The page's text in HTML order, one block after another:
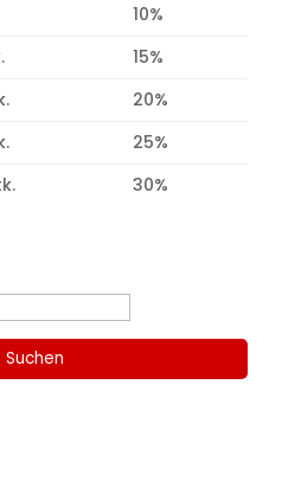
10%
15%
20%
25%
30%
Suchen